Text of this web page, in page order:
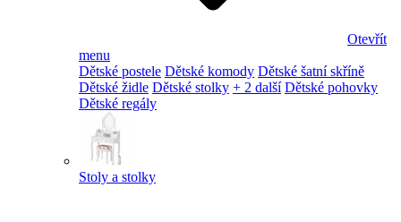
Otevřít
menu
Dětské postele Dětské komody Dětské šatní skříně
Dětské židle Dětské stolky + 2 další Dětské pohovky
Dětské regály
Stoly a stolky